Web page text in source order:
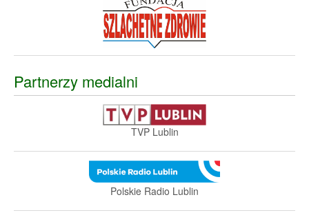
Partnerzy medialni
TVP Lublin
Polskie Radio Lublin